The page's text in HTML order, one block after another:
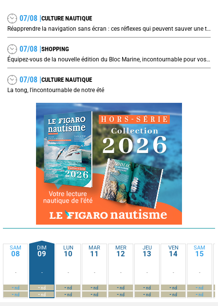
07/08 |CULTURE NAUTIQUE
Réapprendre la navigation sans écran : ces réflexes qui peuvent sauver une traversée
07/08 |SHOPPING
Équipez-vous de la nouvelle édition du Bloc Marine, incontournable pour vos prochaines navigations !
07/08 |CULTURE NAUTIQUE
La tong, l'incontournable de notre été
SAM
08
-
-nd
-nd
DIM
09
-
-nd
-nd
LUN
10
-
-nd
-nd
MAR
11
-
-nd
-nd
MER
12
-
-nd
-nd
JEU
13
-
-nd
-nd
VEN
14
-
-nd
-nd
SAM
15
-
-nd
-nd